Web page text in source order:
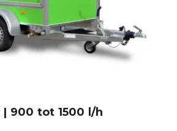
900 tot 1500 l/h